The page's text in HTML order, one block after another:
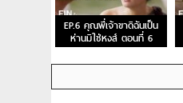
EP.6 คุณพี่เจ้าขาดิฉันเป็น
ห่านมิใช่หงส์ ตอนที่ 6